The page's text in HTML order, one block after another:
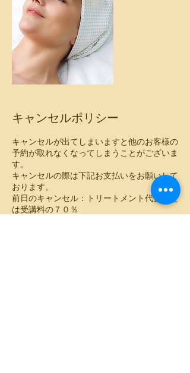
キャンセルポリシー
キャンセルが出てしまいますと他のお客様の
予約が取れなくなってしまうことがございま
す。
キャンセルの際は下記お支払いをお願いして
おります。
前日のキャンセル：トリートメント代金また
は受講料の７０％